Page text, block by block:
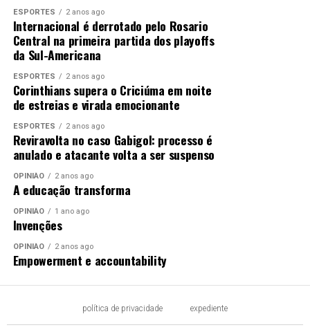
ESPORTES 2 anos ago
Internacional é derrotado pelo Rosario
Central na primeira partida dos playoffs
da Sul-Americana
ESPORTES 2 anos ago
Corinthians supera o Criciúma em noite
de estreias e virada emocionante
ESPORTES 2 anos ago
Reviravolta no caso Gabigol: processo é
anulado e atacante volta a ser suspenso
OPINIÃO 2 anos ago
A educação transforma
OPINIÃO 1 ano ago
Invenções
OPINIÃO 2 anos ago
Empowerment e accountability
política de privacidade expediente